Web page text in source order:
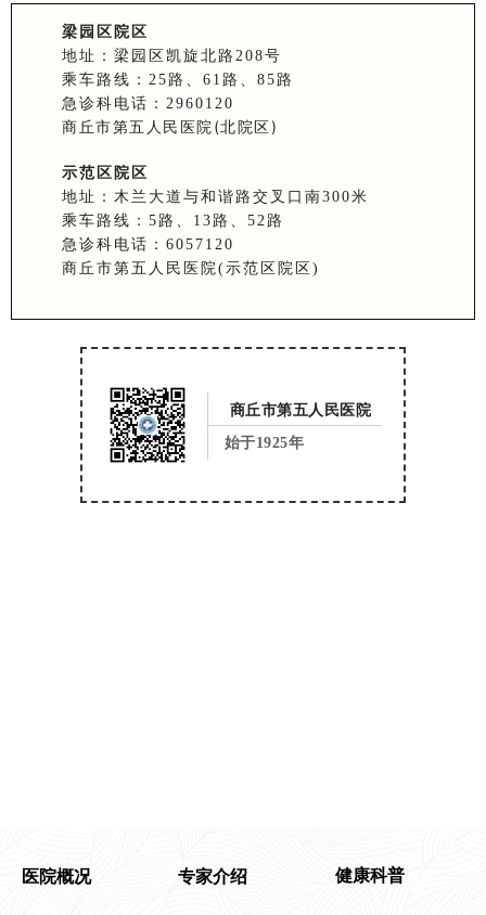
梁园区院区
地址：梁园区凯旋北路208号
乘车路线：25路、61路、85路
急诊科电话：2960120
商丘市第五人民医院(北院区)
示范区院区
地址：木兰大道与和谐路交叉口南300米
乘车路线：5路、13路、52路
急诊科电话：6057120
商丘市第五人民医院(示范区院区)
商丘市第五人民医院
始于1925年
医院概况 专家介绍 健康科普